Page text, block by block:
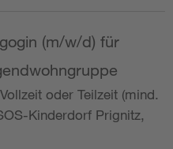
(m/w/d) für
oder Teilzeit (mind.
Kinderdorf Prignitz,